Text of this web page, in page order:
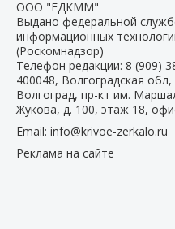
ООО "ЕДКММ"
Выдано федеральной
информационных
(Роскомнадзор)
Телефон редакции: 8 (909)
400048, Волгоградская
Волгоград, пр-кт им.
Жукова, д. 100, этаж 18,
Email: info@krivoe-zerkalo.ru
Реклама на сайте